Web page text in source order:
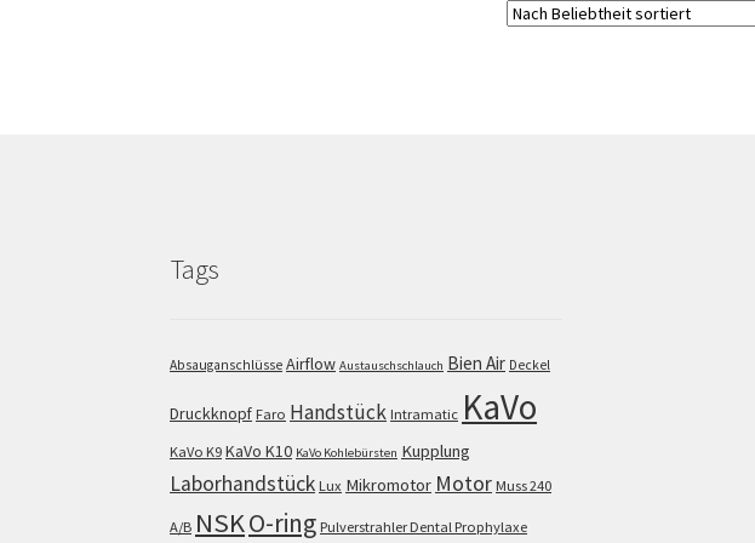
Tags
Absauganschlüsse Airflow Austauschschlauch Bien Air Deckel
Druckknopf Faro Handstück Intramatic KaVo
KaVo K9 KaVo K10 KaVo Kohlebürsten Kupplung
Laborhandstück Lux Mikromotor Motor Muss 240
A/B NSKO-ring Pulverstrahler Dental Prophylaxe